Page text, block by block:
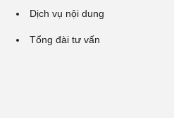
Dịch vụ nội dung
Tổng đài tư vấn